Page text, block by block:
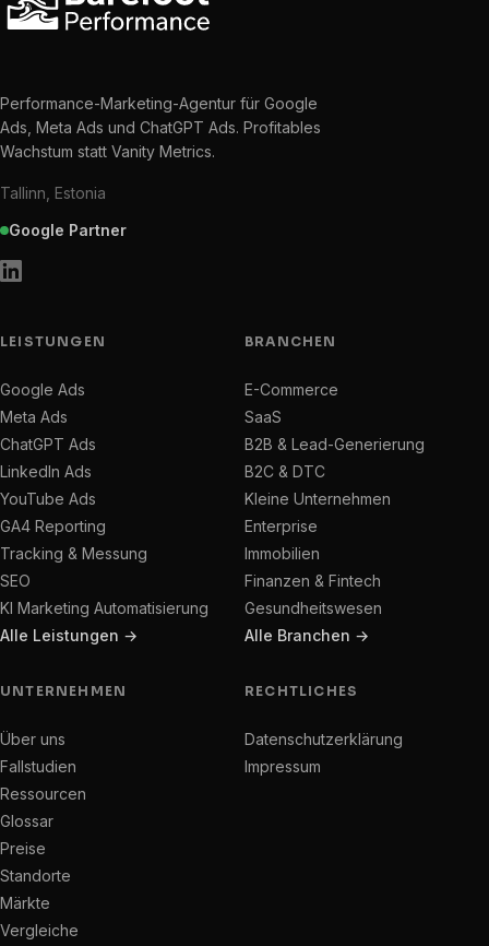
Performance-Marketing-Agentur für Google
Ads, Meta Ads und ChatGPT Ads. Profitables
Wachstum statt Vanity Metrics.
Tallinn, Estonia
Google Partner
LEISTUNGEN
Google Ads
Meta Ads
ChatGPT Ads
LinkedIn Ads
YouTube Ads
GA4 Reporting
Tracking & Messung
SEO
KI Marketing Automatisierung
Alle Leistungen →
BRANCHEN
E-Commerce
SaaS
B2B & Lead-Generierung
B2C & DTC
Kleine Unternehmen
Enterprise
Immobilien
Finanzen & Fintech
Gesundheitswesen
Alle Branchen →
UNTERNEHMEN
Über uns
Fallstudien
Ressourcen
Glossar
Preise
Standorte
Märkte
Vergleiche
RECHTLICHES
Datenschutzerklärung
Impressum